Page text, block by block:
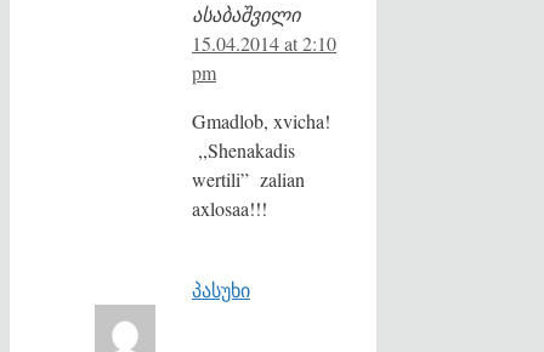
ასაბაშვილი
15.04.2014 at 2:10
pm
Gmadlob, xvicha!
,,Shenakadis
wertili” zalian
axlosaa!!!
პასუხი